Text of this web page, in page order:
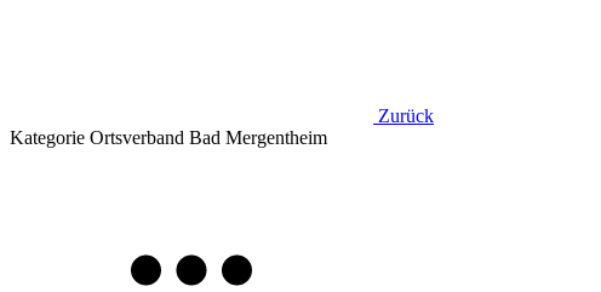
Zurück
Kategorie Ortsverband Bad Mergentheim